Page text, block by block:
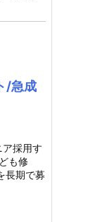
/急成
採用す
も修
長期で募